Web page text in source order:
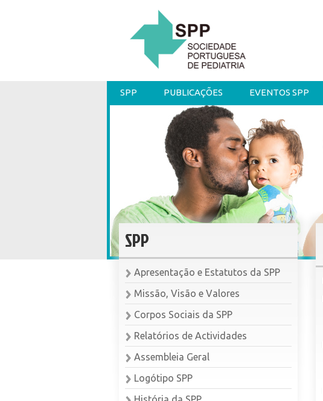
SPP PUBLICAÇÕES EVENTOS SPP
SPP
Apresentação e Estatutos da SPP
Missão, Visão e Valores
Corpos Sociais da SPP
Relatórios de Actividades
Assembleia Geral
Logótipo SPP